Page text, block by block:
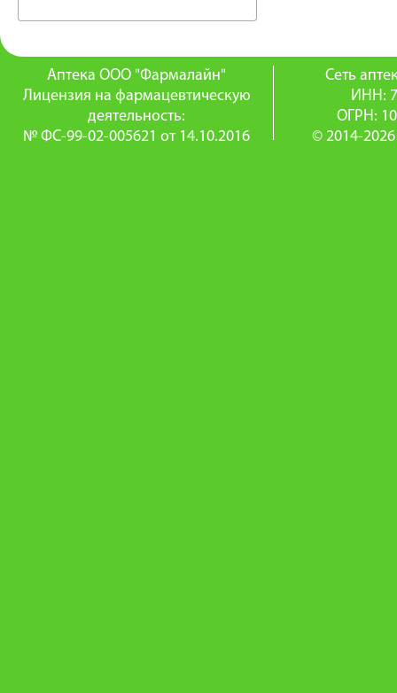
Аптека ООО "Фармалайн"
Лицензия на фармацевтическую
деятельность:
№ ФС-99-02-005621 от 14.10.2016
Сеть
ИНН:
ОГРН:
© 2014-